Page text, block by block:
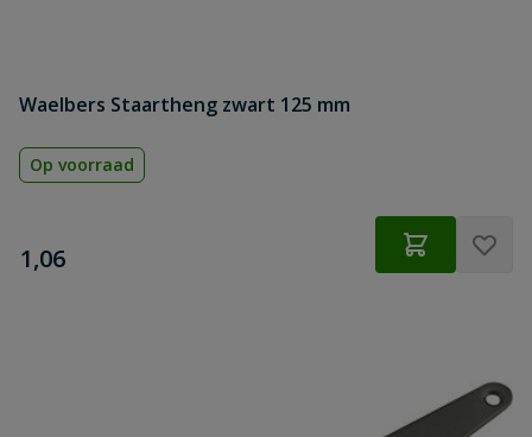
Waelbers Staartheng zwart 125 mm
Op voorraad
€
1,06